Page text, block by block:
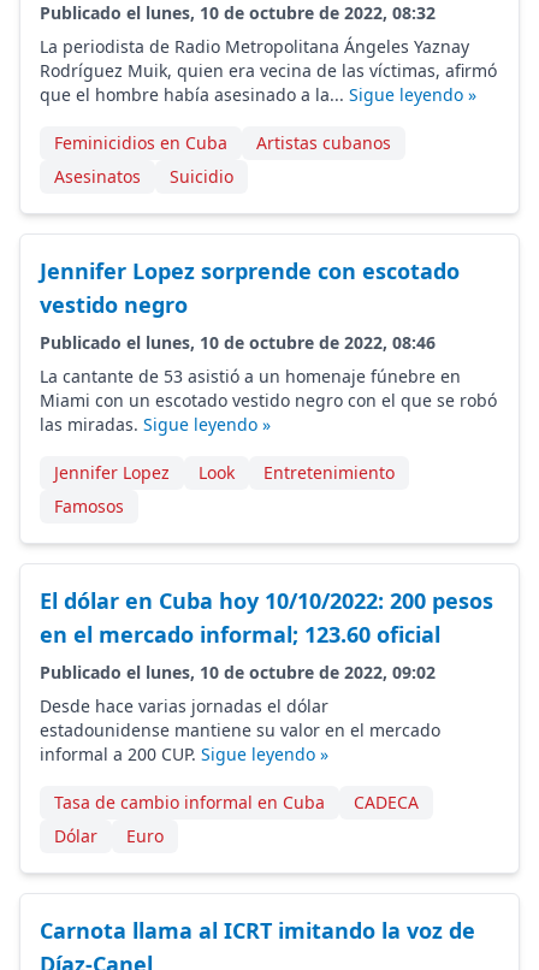
Publicado el lunes, 10 de octubre de 2022, 08:32
La periodista de Radio Metropolitana Ángeles Yaznay
Rodríguez Muik, quien era vecina de las víctimas, afirmó
que el hombre había asesinado a la... Sigue leyendo »
Feminicidios en Cuba
Artistas cubanos
Asesinatos
Suicidio
Jennifer Lopez sorprende con escotado
vestido negro
Publicado el lunes, 10 de octubre de 2022, 08:46
La cantante de 53 asistió a un homenaje fúnebre en
Miami con un escotado vestido negro con el que se robó
las miradas. Sigue leyendo »
Jennifer Lopez Look
Entretenimiento
Famosos
El dólar en Cuba hoy 10/10/2022: 200 pesos
en el mercado informal; 123.60 oficial
Publicado el lunes, 10 de octubre de 2022, 09:02
Desde hace varias jornadas el dólar
estadounidense mantiene su valor en el mercado
informal a 200 CUP. Sigue leyendo »
Tasa de cambio informal en Cuba
CADECA
Dólar
Euro
Carnota llama al ICRT imitando la voz de
Díaz-Canel